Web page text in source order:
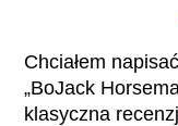
Chciałem
„BoJack
klasyczna